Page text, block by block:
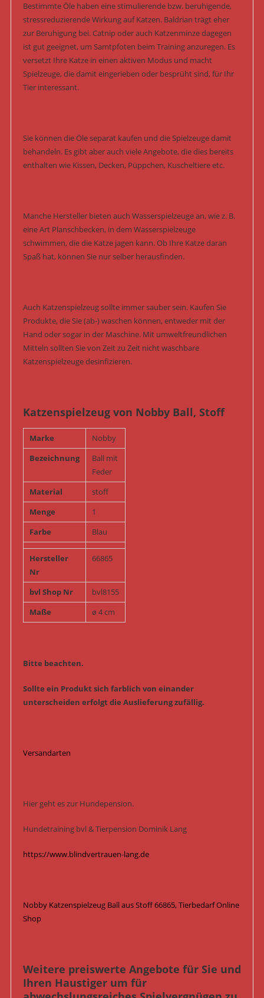
Bestimmte Öle haben eine stimulierende bzw. beruhigende,
stressreduzierende Wirkung auf Katzen. Baldrian trägt eher
zur Beruhigung bei. Catnip oder auch Katzenminze dagegen
ist gut geeignet, um Samtpfoten beim Training anzuregen. Es
versetzt Ihre Katze in einen aktiven Modus und macht
Spielzeuge, die damit eingerieben oder besprüht sind, für Ihr
Tier interessant.
Sie können die Öle separat kaufen und die Spielzeuge damit
behandeln. Es gibt aber auch viele Angebote, die dies bereits
enthalten wie Kissen, Decken, Püppchen, Kuscheltiere etc.
Manche Hersteller bieten auch Wasserspielzeuge an, wie z. B.
eine Art Planschbecken, in dem Wasserspielzeuge
schwimmen, die die Katze jagen kann. Ob Ihre Katze daran
Spaß hat, können Sie nur selber herausfinden.
Auch Katzenspielzeug sollte immer sauber sein. Kaufen Sie
Produkte, die Sie (ab-) waschen können, entweder mit der
Hand oder sogar in der Maschine. Mit umweltfreundlichen
Mitteln sollten Sie von Zeit zu Zeit nicht waschbare
Katzenspielzeuge desinfizieren.
Katzenspielzeug von Nobby Ball, Stoff
Marke
Nobby
Bezeichnung
Ball mit
Feder
Material
stoff
Menge
1
Farbe
Blau
Hersteller
Nr
66865
bvl Shop Nr
bvl8155
Maße
ø 4 cm
Bitte beachten.
Sollte ein Produkt sich farblich von einander
unterscheiden erfolgt die Auslieferung zufällig.
Versandarten
Hier geht es zur Hundepension.
Hundetraining bvl & Tierpension Dominik Lang
https://www.blindvertrauen-lang.de
Nobby Katzenspielzeug Ball aus Stoff 66865, Tierbedarf Online
Shop
Weitere preiswerte Angebote für Sie und
Ihren Haustiger um für